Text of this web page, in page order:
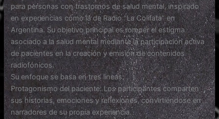
para personas con trastornos de salud mental, inspirado
en experiencias como la de Radio “La Colifata” en
Argentina. Su objetivo principal es romper el estigma
asociado a la salud mental mediante la participación activa
de pacientes en la creación y emisión de contenidos
radiofónicos.
Su enfoque se basa en tres líneas:
Protagonismo del paciente: Los participantes comparten
sus historias, emociones y reflexiones, convirtiéndose en
narradores de su propia experiencia.